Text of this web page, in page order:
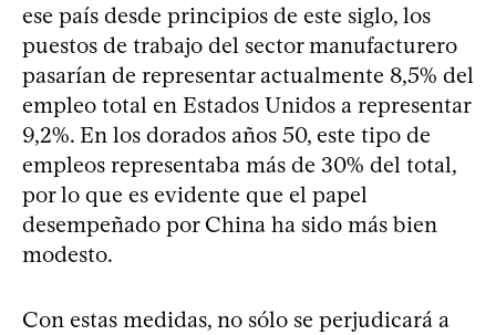
ese país desde principios de este siglo, los
puestos de trabajo del sector manufacturero
pasarían de representar actualmente 8,5% del
empleo total en Estados Unidos a representar
9,2%. En los dorados años 50, este tipo de
empleos representaba más de 30% del total,
por lo que es evidente que el papel
desempeñado por China ha sido más bien
modesto.
Con estas medidas, no sólo se perjudicará a